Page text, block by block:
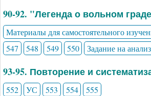
90-92. "Легенда о вольном
Материалы для самостоятельного
547
548 549 550 Задание на анализ
93-95. Повторение и
552 УС 553 554 555